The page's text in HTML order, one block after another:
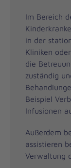
Im Bereich
in der
Kliniken
die
zuständig
Beispiel
Infusionen
Außerdem
assistieren
Verwaltung